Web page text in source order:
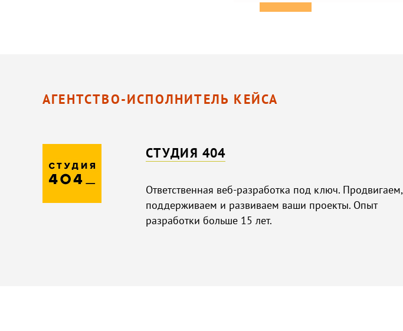
АГЕНТСТВО-ИСПОЛНИТЕЛЬ КЕЙСА
СТУДИЯ 404
Ответственная веб-разработка под ключ. Продвигаем,
поддерживаем и развиваем ваши проекты. Опыт
разработки больше 15 лет.